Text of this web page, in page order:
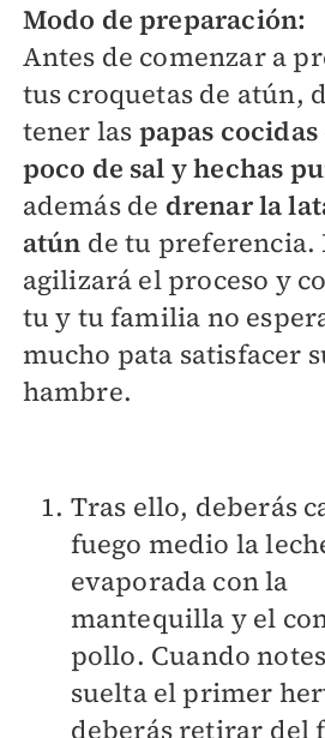
Modo de preparación:
Antes de comenzar a
tus croquetas de atún,
tener las papas
poco de sal y hechas
además de drenar la
atún de tu preferencia.
agilizará el proceso y
tu y tu familia no
mucho pata satisfacer
hambre.
Tras ello, deberás
fuego medio la
evaporada con la
mantequilla y el
pollo. Cuando
suelta el primer
deberás retirar del